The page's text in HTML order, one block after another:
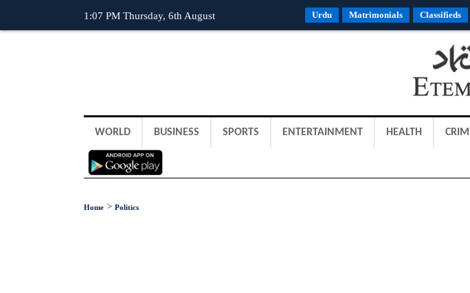
1:07 PM Thursday, 6th August Urdu Matrimonials Classifieds
WORLD BUSINESS SPORTS ENTERTAINMENT HEALTH
Home > Politics